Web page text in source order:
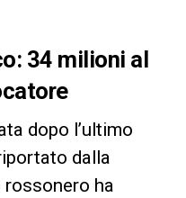
34 milioni al
dopo l’ultimo
dalla
rossonero ha